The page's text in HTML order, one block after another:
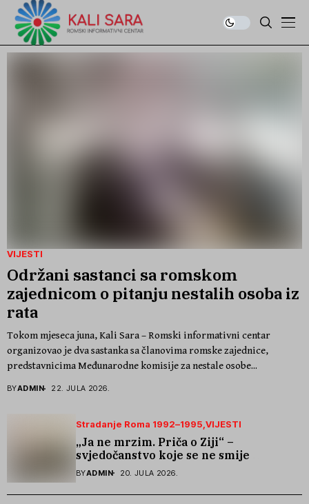
VIJESTI
Održani sastanci sa romskom
zajednicom o pitanju nestalih osoba iz
rata
Tokom mjeseca juna, Kali Sara – Romski informativni centar
organizovao je dva sastanka sa članovima romske zajednice,
predstavnicima Međunarodne komisije za nestale osobe...
BYADMIN 22. JULA 2026.
Stradanje Roma 1992–1995 VIJESTI
„Ja ne mrzim. Priča o Ziji“ –
svjedočanstvo koje se ne smije
zaboraviti
BYADMIN 20. JULA 2026.